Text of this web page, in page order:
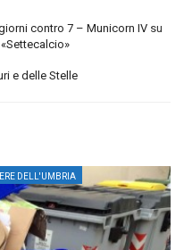
contro 7 – Municorn IV su
e delle Stelle
DELL'UMBRIA